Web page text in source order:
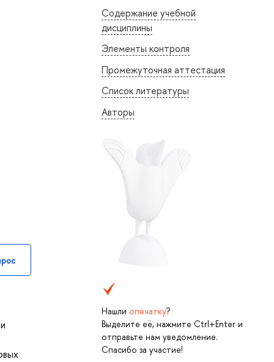
Содержание учебной
дисциплины
Элементы контроля
Промежуточная аттестация
Список литературы
Авторы
Нашли опечатку?
Выделите её, нажмите Ctrl+Enter и
отправьте нам уведомление.
Спасибо за участие!